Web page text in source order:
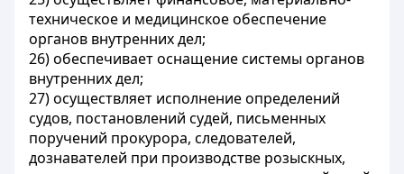
техническое и медицинское обеспечение
органов внутренних дел;
26) обеспечивает оснащение системы органов
внутренних дел;
27) осуществляет исполнение определений
судов, постановлений судей, письменных
поручений прокурора, следователей,
дознавателей при производстве розыскных,